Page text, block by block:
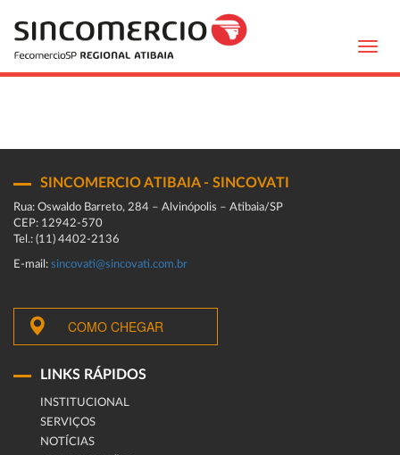
SINCOMERCIO ATIBAIA - SINCOVATI
Rua: Oswaldo Barreto, 284 – Alvinópolis – Atibaia/SP
CEP: 12942-570
Tel.: (11) 4402-2136
E-mail: sincovati@sincovati.com.br
COMO CHEGAR
LINKS RÁPIDOS
INSTITUCIONAL
SERVIÇOS
NOTÍCIAS